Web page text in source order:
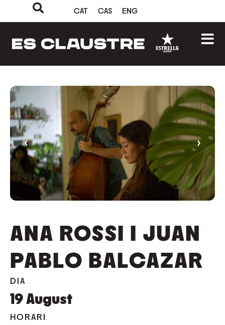
CAT CAS ENG
‹ ›
ANA ROSSI I JUAN
PABLO BALCAZAR
DIA
19 August
HORARI